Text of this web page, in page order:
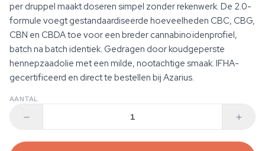
per druppel maakt doseren simpel zonder rekenwerk. De 2.0-
formule voegt gestandaardiseerde hoeveelheden CBC, CBG,
CBN en CBDA toe voor een breder cannabinoïdenprofiel,
batch na batch identiek. Gedragen door koudgeperste
hennepzaadolie met een milde, nootachtige smaak. IFHA-
gecertificeerd en direct te bestellen bij Azarius.
AANTAL